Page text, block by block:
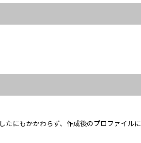
たにもかかわらず、作成後のプロファイル